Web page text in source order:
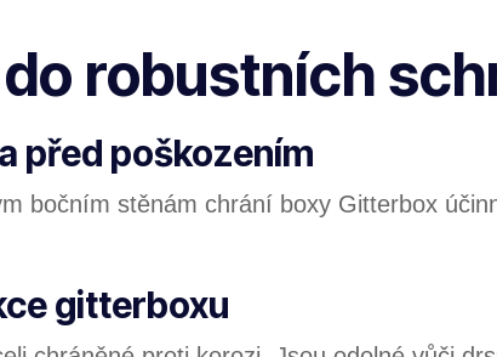
robustních
před poškozením
bočním stěnám chrání boxy Gitterbox
gitterboxu